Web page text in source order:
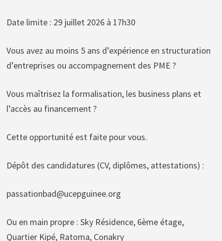
Date limite : 29 juillet 2026 à 17h30
Vous avez au moins 5 ans d’expérience en structuration
d’entreprises ou accompagnement des PME ?
Vous maîtrisez la formalisation, les business plans et
l’accès au financement ?
Cette opportunité est faite pour vous.
Dépôt des candidatures (CV, diplômes, attestations) :
passationbad@ucepguinee.org
Ou en main propre : Sky Résidence, 6ème étage,
Quartier Kipé, Ratoma, Conakry